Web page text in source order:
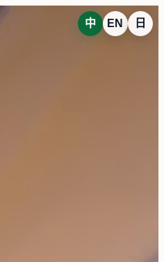
中 EN 日